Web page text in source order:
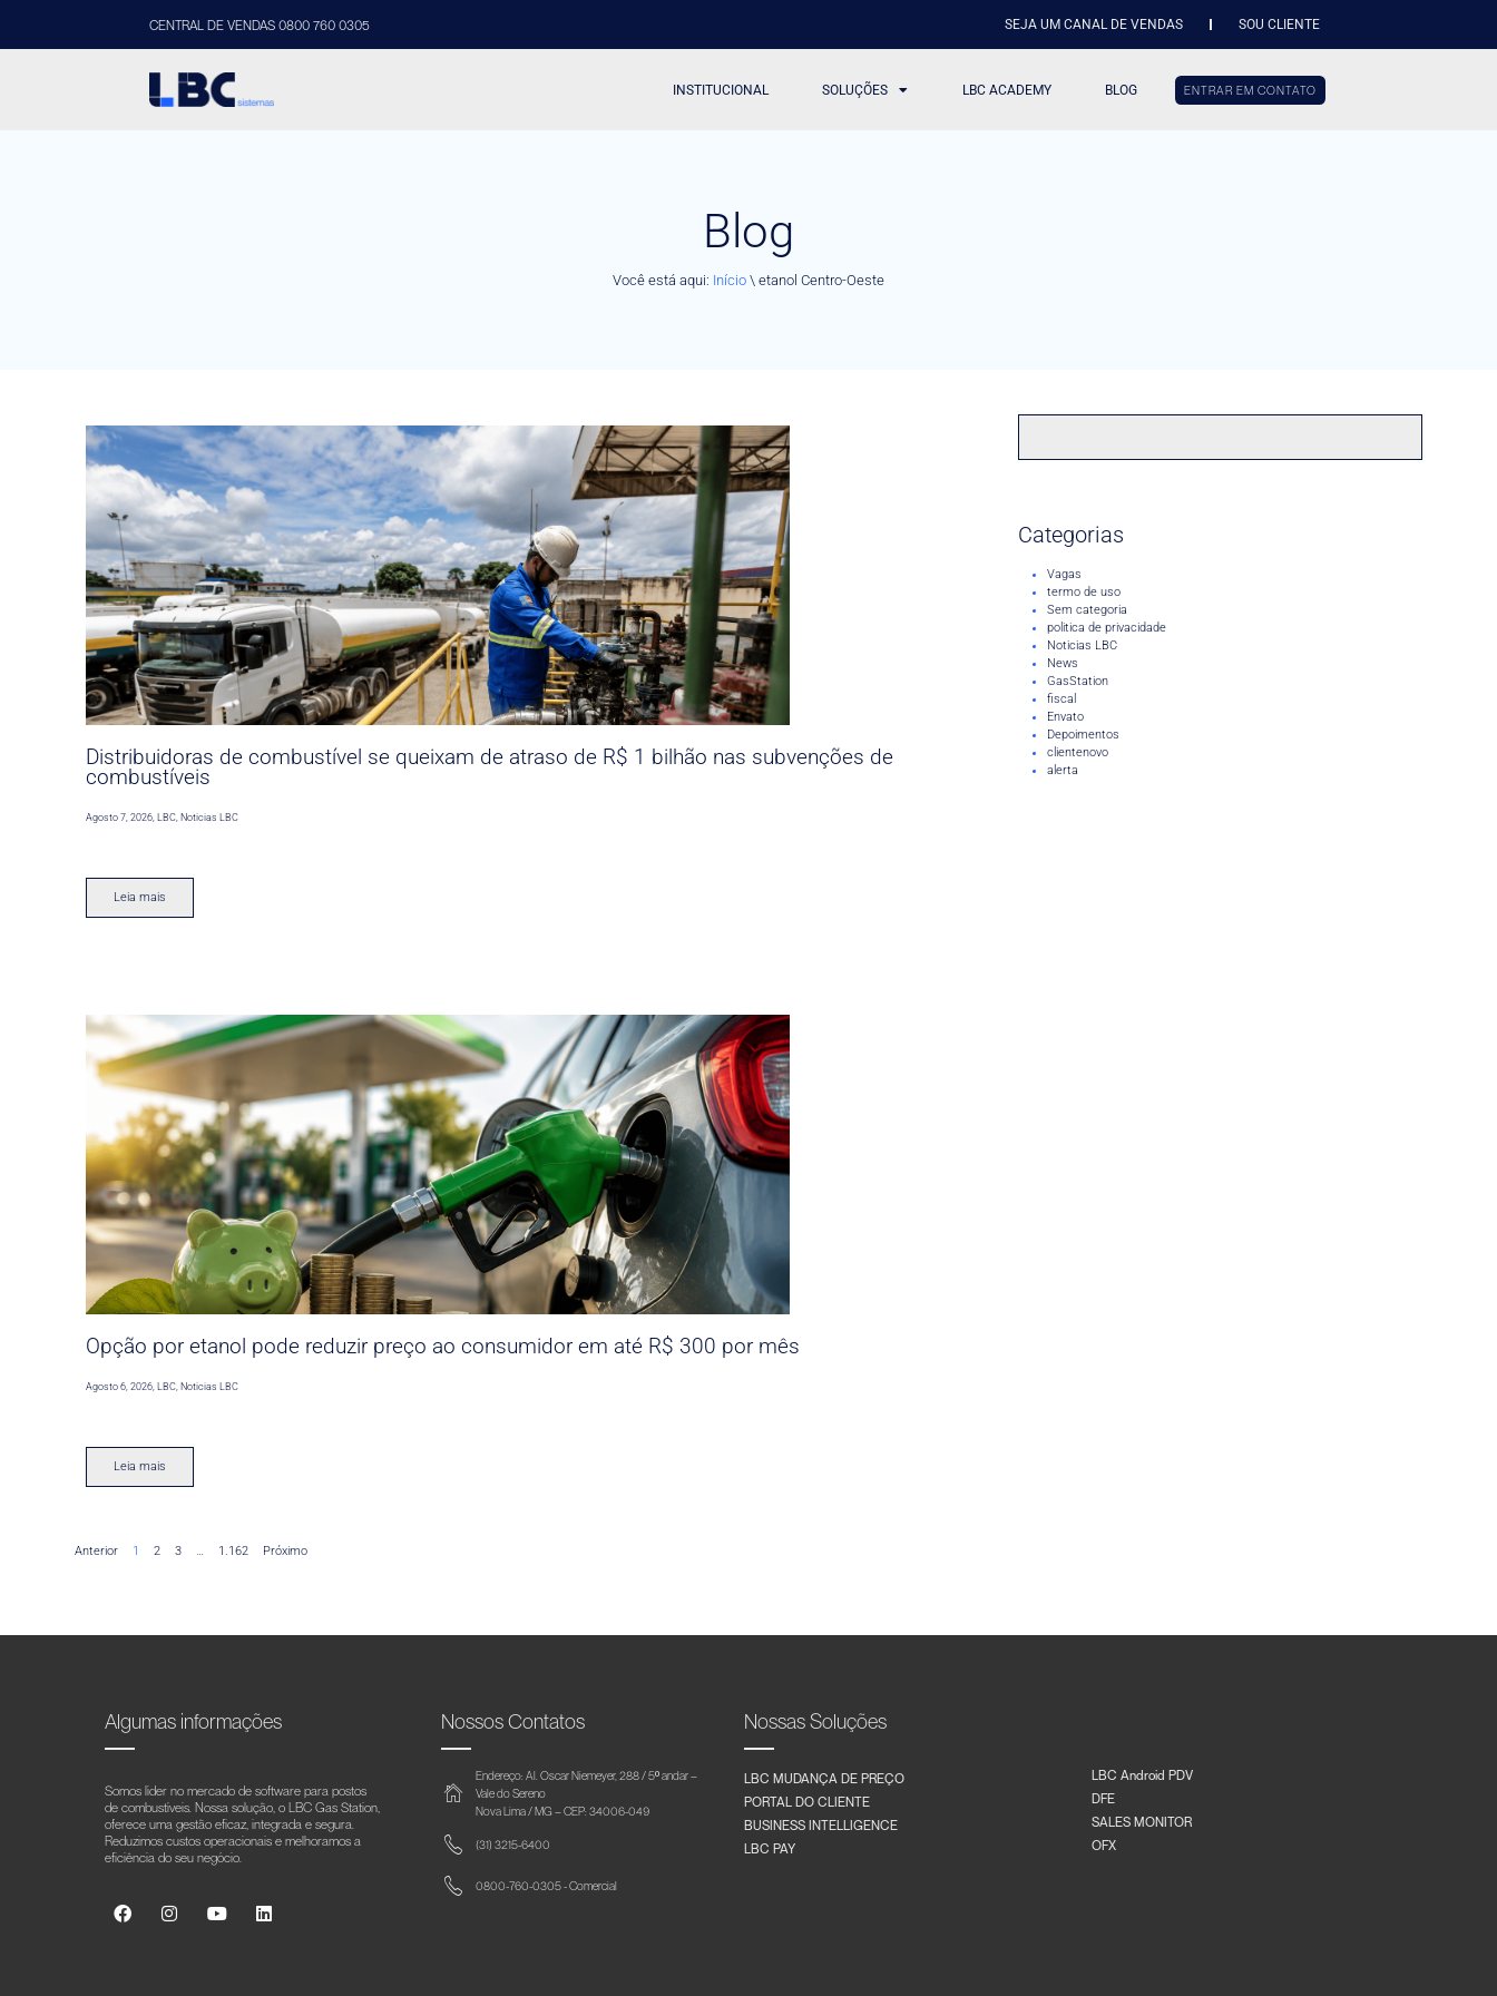
CENTRAL DE VENDAS 0800 760 0305 SEJA UM CANAL DE VENDAS SOU CLIENTE
INSTITUCIONAL SOLUÇÕES LBC ACADEMY BLOG ENTRAR EM CONTATO
Blog
Você está aqui: Início \ etanol Centro-Oeste
Distribuidoras de combustível se queixam de atraso de R$ 1 bilhão nas subvenções de
combustíveis
Agosto 7, 2026,LBC,Noticias LBC
Leia mais
Opção por etanol pode reduzir preço ao consumidor em até R$ 300 por mês
Agosto 6, 2026 ,LBC Noticias LBC
Leia mais
Anterior 1 2 3 … 1.162 Próximo
Categorias
Vagas
termo de uso
Sem categoria
politica de privacidade
Noticias LBC
News
GasStation
fiscal
Envato
Depoimentos
clientenovo
alerta
Algumas informações
Somos líder no mercado de software para postos
de combustíveis. Nossa solução, o LBC Gas Station,
oferece uma gestão eficaz, integrada e segura.
Reduzimos custos operacionais e melhoramos a
eficiência do seu negócio.
Nossos Contatos
Endereço: Al. Oscar Niemeyer, 288 / 5º andar –
Vale do Sereno
Nova Lima / MG – CEP: 34006-049
(31) 3215-6400
0800-760-0305 - Comercial
Nossas Soluções
LBC MUDANÇA DE PREÇO
PORTAL DO CLIENTE
BUSINESS INTELLIGENCE
LBC PAY
LBC Android PDV
DFE
SALES MONITOR
OFX